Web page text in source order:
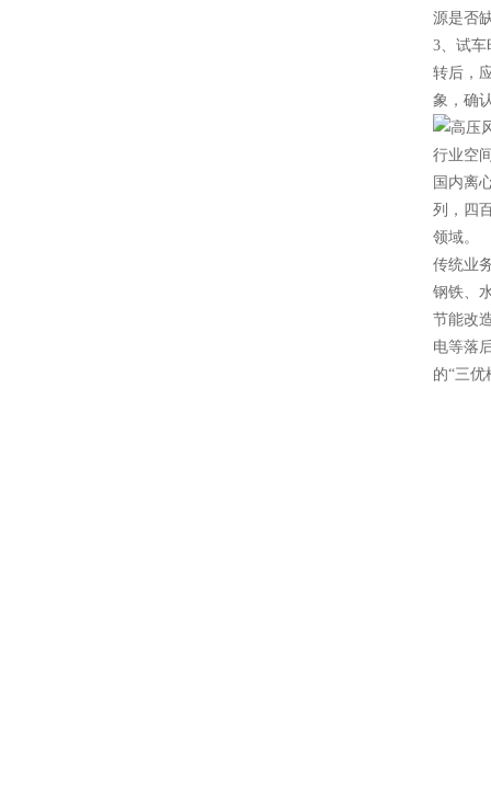
源是否
3、试
转后，
象，确
行业空
国内离
列，四
领域。
传统业
钢铁、
节能改
电等落
的“三